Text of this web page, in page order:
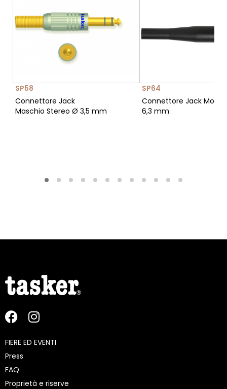
SP58
Connettore Jack
Maschio Stereo Ø 3,5 mm
SP64
Connettore Jack Mono
6,3 mm
FIERE ED EVENTI
Press
FAQ
Proprietà e riserve